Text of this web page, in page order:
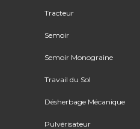
Tracteur
Semoir
Semoir Monograine
Travail du Sol
Désherbage Mécanique
Pulvérisateur